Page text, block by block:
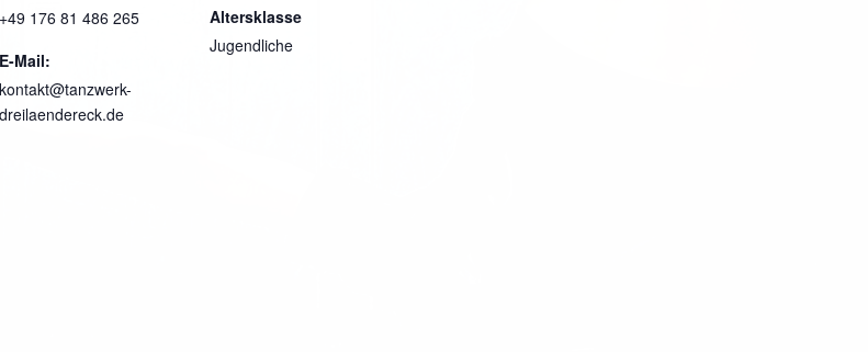
+49 176 81 486 265
E-Mail:
kontakt@tanzwerk-
dreilaendereck.de
Altersklasse
Jugendliche